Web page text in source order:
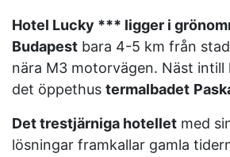
Hotel Lucky *** ligger i
Budapest bara 4-5 km från
nära M3 motorvägen. Näst intill
det öppethus termalbadet
Det trestjärniga hotellet med
lösningar framkallar gamla